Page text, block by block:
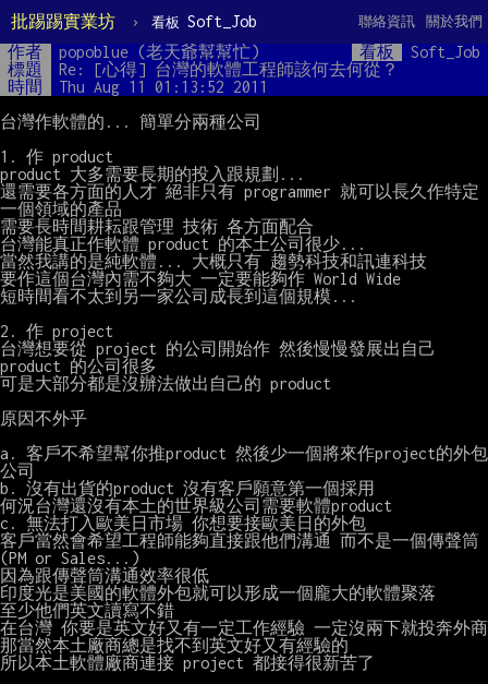
批踢踢實業坊 › 看板 Soft_Job 關於我們
聯絡資訊
作者 popoblue (老天爺幫幫忙) 看板
Soft_Job
標題
Re: [心得] 台灣的軟體工程師該何去何從？
時間
Thu Aug 11 01:13:52 2011
台灣作軟體的... 簡單分兩種公司
1. 作 product
product 大多需要長期的投入跟規劃...
還需要各方面的人才 絕非只有 programmer 就可以長久作特定
一個領域的產品
需要長時間耕耘跟管理 技術 各方面配合
台灣能真正作軟體 product 的本土公司很少...
當然我講的是純軟體... 大概只有 趨勢科技和訊連科技
要作這個台灣內需不夠大 一定要能夠作 World Wide
短時間看不太到另一家公司成長到這個規模...
2. 作 project
台灣想要從 project 的公司開始作 然後慢慢發展出自己
product 的公司很多
可是大部分都是沒辦法做出自己的 product
原因不外乎
a. 客戶不希望幫你推product 然後少一個將來作project的外包
公司
b. 沒有出貨的product 沒有客戶願意第一個採用
何況台灣還沒有本土的世界級公司需要軟體product
c. 無法打入歐美日市場 你想要接歐美日的外包
客戶當然會希望工程師能夠直接跟他們溝通 而不是一個傳聲筒
(PM or Sales...)
因為跟傳聲筒溝通效率很低
印度光是美國的軟體外包就可以形成一個龐大的軟體聚落
至少他們英文讀寫不錯
在台灣 你要是英文好又有一定工作經驗 一定沒兩下就投奔外商
那當然本土廠商總是找不到英文好又有經驗的
所以本土軟體廠商連接 project 都接得很新苦了